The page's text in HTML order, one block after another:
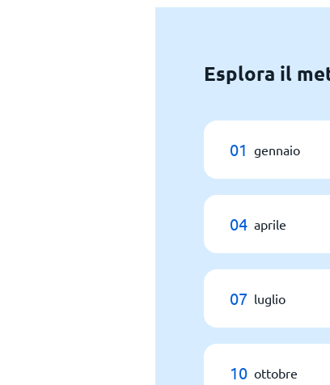
Esplora il
01 gennaio
04 aprile
07 luglio
10 ottobre